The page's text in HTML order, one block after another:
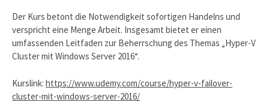
Der Kurs betont die Notwendigkeit sofortigen Handelns und
verspricht eine Menge Arbeit. Insgesamt bietet er einen
umfassenden Leitfaden zur Beherrschung des Themas „Hyper-V
Cluster mit Windows Server 2016“.
Kurslink: https://www.udemy.com/course/hyper-v-failover-
cluster-mit-windows-server-2016/